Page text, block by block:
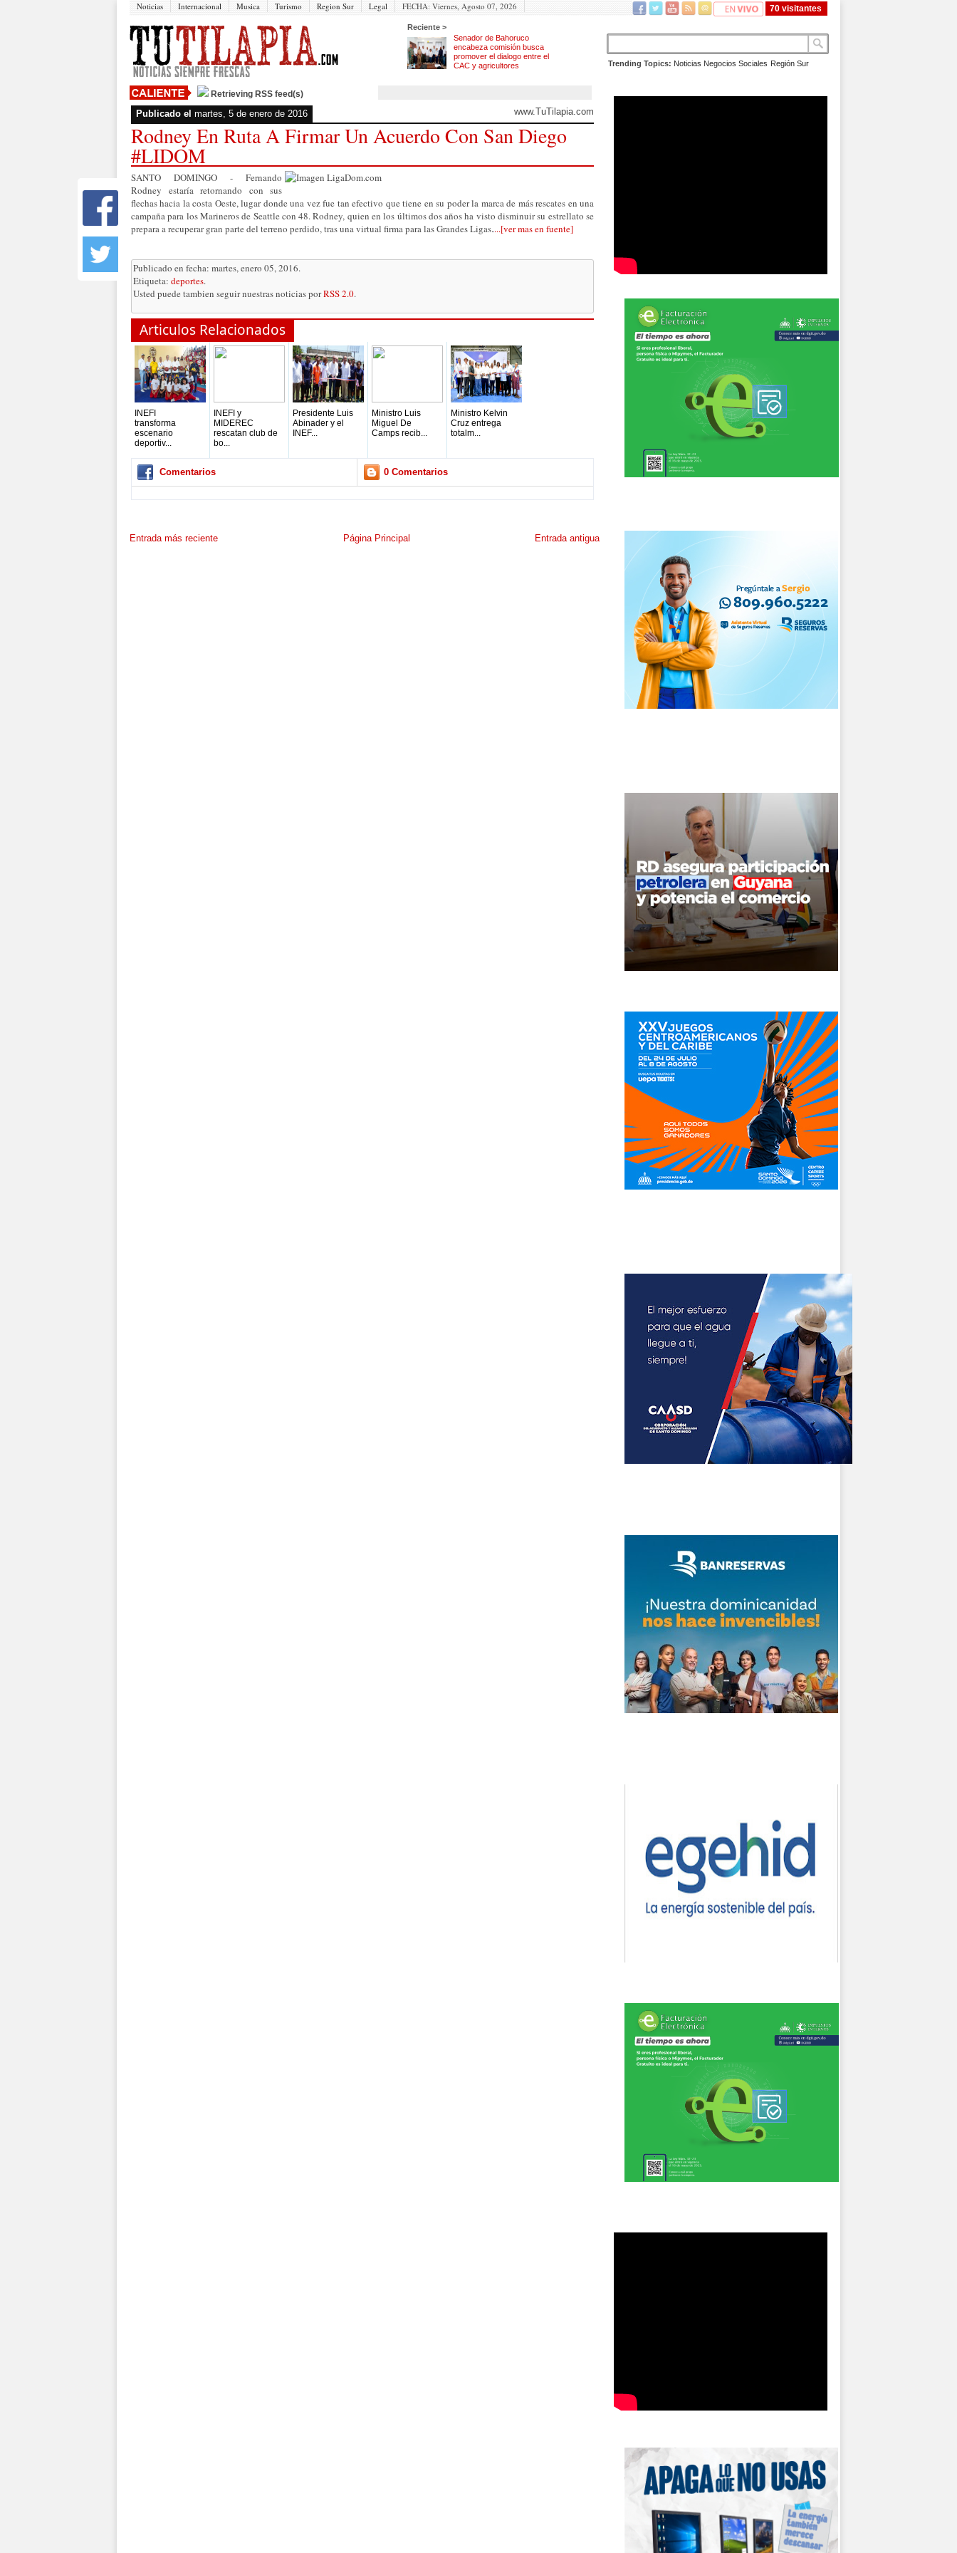
Noticias Internacional Musica Turismo Region Sur Legal FECHA: Viernes, Agosto 07, 2026 70 visitantes
Reciente >
Senador de Bahoruco
encabeza comisión busca
promover el dialogo entre el
CAC y agricultores
Trending Topics: Noticias Negocios Sociales Región Sur
Retrieving RSS feed(s)
Publicado el martes, 5 de enero de 2016 www.TuTilapia.com
Rodney En Ruta A Firmar Un Acuerdo Con San Diego
#LIDOM
SANTO DOMINGO - Fernando
Rodney estaría retornando con sus
flechas hacia la costa Oeste, lugar donde una vez fue tan efectivo que tiene en su poder la marca de más rescates en una
campaña para los Marineros de Seattle con 48. Rodney, quien en los últimos dos años ha visto disminuir su estrellato se
prepara a recuperar gran parte del terreno perdido, tras una virtual firma para las Grandes Ligas....[ver mas en fuente]
Publicado en fecha: martes, enero 05, 2016.
Etiqueta: deportes.
Usted puede tambien seguir nuestras noticias porRSS 2.0.
Articulos Relacionados
INEFI
transforma
escenario
deportiv...
INEFI y
MIDEREC
rescatan club de
bo...
Presidente Luis
Abinader y el
INEF...
Ministro Luis
Miguel De
Camps recib...
Ministro Kelvin
Cruz entrega
totalm...
Comentarios 0 Comentarios
Entrada más reciente Entrada antigua
Página Principal